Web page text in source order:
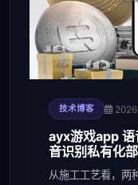
技术博客
ayx游戏app 语
音识别私有化
全与运维成本
从施工工艺看，两